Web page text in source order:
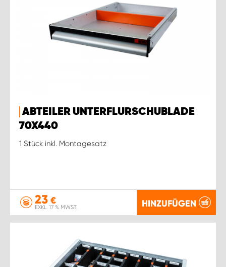
ABTEILER UNTERFLURSCHUBLADE
70X440
1 Stück inkl. Montagesatz
23 €
EXKL. 17 % MWST. HINZUFÜGEN